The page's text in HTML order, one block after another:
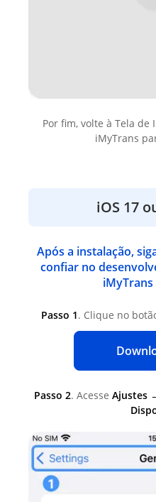
Por fim, volte à Tela
iMyTrans
iOS 17
Após a instalação,
confiar no
Passo 1. Clique no
Passo 2. Acesse Ajustes